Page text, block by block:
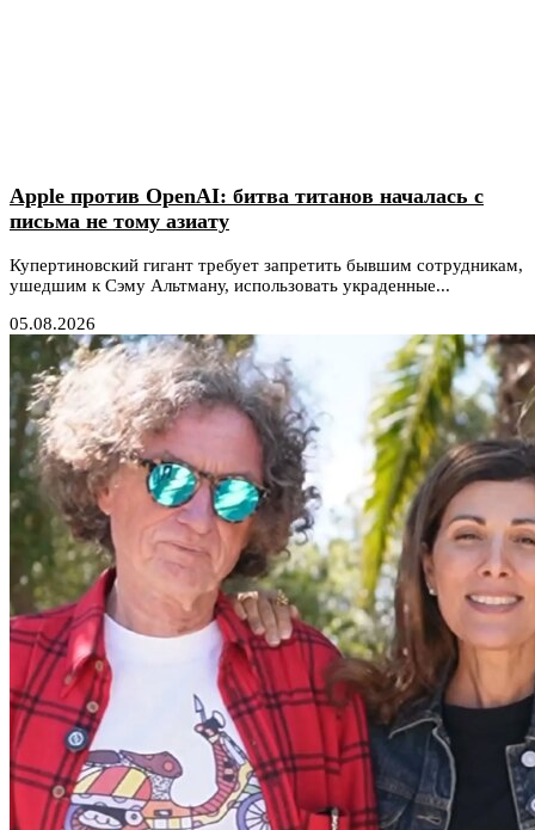
Apple против OpenAI: битва титанов началась с
письма не тому азиату
Купертиновский гигант требует запретить бывшим сотрудникам,
ушедшим к Сэму Альтману, использовать украденные...
05.08.2026